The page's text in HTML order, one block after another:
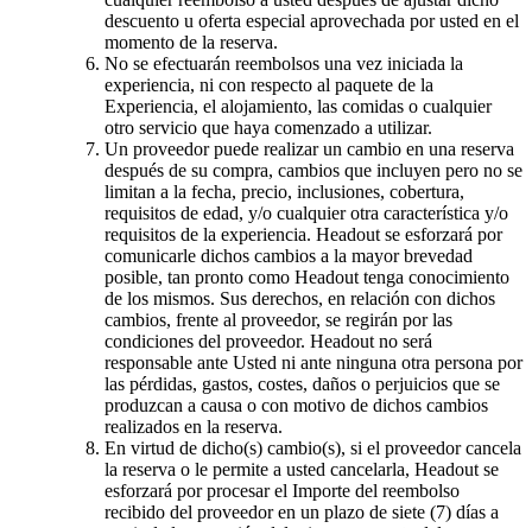
descuento u oferta especial aprovechada por usted en el
momento de la reserva.
No se efectuarán reembolsos una vez iniciada la
experiencia, ni con respecto al paquete de la
Experiencia, el alojamiento, las comidas o cualquier
otro servicio que haya comenzado a utilizar.
Un proveedor puede realizar un cambio en una reserva
después de su compra, cambios que incluyen pero no se
limitan a la fecha, precio, inclusiones, cobertura,
requisitos de edad, y/o cualquier otra característica y/o
requisitos de la experiencia. Headout se esforzará por
comunicarle dichos cambios a la mayor brevedad
posible, tan pronto como Headout tenga conocimiento
de los mismos. Sus derechos, en relación con dichos
cambios, frente al proveedor, se regirán por las
condiciones del proveedor. Headout no será
responsable ante Usted ni ante ninguna otra persona por
las pérdidas, gastos, costes, daños o perjuicios que se
produzcan a causa o con motivo de dichos cambios
realizados en la reserva.
En virtud de dicho(s) cambio(s), si el proveedor cancela
la reserva o le permite a usted cancelarla, Headout se
esforzará por procesar el Importe del reembolso
recibido del proveedor en un plazo de siete (7) días a